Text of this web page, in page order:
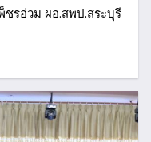
รอ่วม ผอ.สพป.สระบุรี